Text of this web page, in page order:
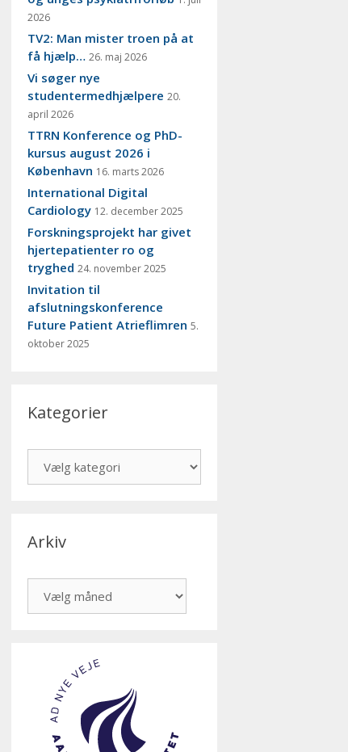
2026
TV2: Man mister troen på at
få hjælp… 26. maj 2026
Vi søger nye
studentermedhjælpere 20.
april 2026
TTRN Konference og PhD-
kursus august 2026 i
København 16. marts 2026
International Digital
Cardiology 12. december 2025
Forskningsprojekt har givet
hjertepatienter ro og
tryghed 24. november 2025
Invitation til
afslutningskonference
Future Patient Atrieflimren 5.
oktober 2025
Kategorier
Arkiv